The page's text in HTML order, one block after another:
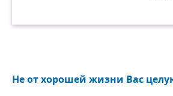
Не от хорошей жизни Вас